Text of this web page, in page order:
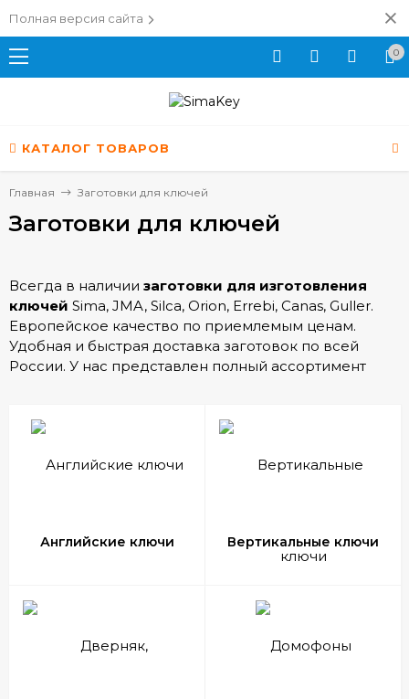
Полная версия сайта
0
КАТАЛОГ ТОВАРОВ
Главная Заготовки для ключей
Заготовки для ключей
Всегда в наличии заготовки для изготовления
ключей Sima, JMA, Silca, Orion, Errebi, Canas, Guller.
Европейское качество по приемлемым ценам.
Удобная и быстрая доставка заготовок по всей
России. У нас представлен полный ассортимент
Компания СимаКей предлагает
ключейведущих мировых производителей (JMA,
заготовки для авто ключей, флажковые, заготовки
Английские ключи Вертикальные ключи